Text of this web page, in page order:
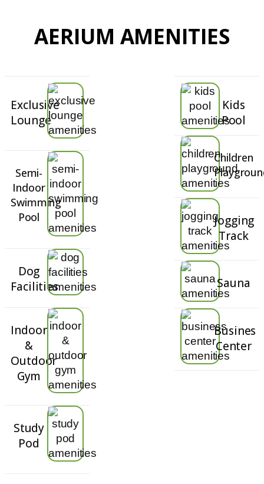
AERIUM AMENITIES
Exclusive
Lounge
Semi-
Indoor
Swimming
Pool​
Dog
Facilities​
Indoor
&
Outdoor
Gym
Study
Pod
Kids
Pool
Children
Jogging
Track
Sauna
Busines
Center